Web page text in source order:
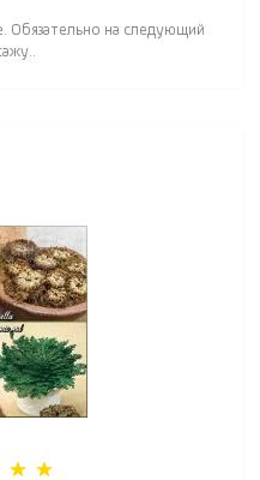
Обязательно на следующий